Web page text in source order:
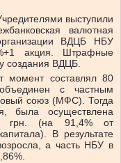
выступили
валютная
ВДЦБ НБУ
акция. Штрафные
создания ВДЦБ.
момент составлял 80
с частным
союз (МФС). Тогда
была осуществлена
грн. (на 91,4% от
В результате
а часть НБУ в